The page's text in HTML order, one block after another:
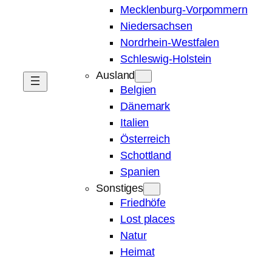
Mecklenburg-Vorpommern
Niedersachsen
Nordrhein-Westfalen
Schleswig-Holstein
Ausland
Belgien
Dänemark
Italien
Österreich
Schottland
Spanien
Sonstiges
Friedhöfe
Lost places
Natur
Heimat